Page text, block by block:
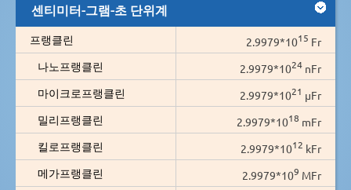
센티미터-그램-초 단위계
프랭클린 2.9979*1015 Fr
나노프랭클린
2.9979*1024 nFr
마이크로프랭클린
2.9979*1021 µFr
밀리프랭클린
2.9979*1018 mFr
킬로프랭클린
2.9979*1012 kFr
메가프랭클린
2.9979*109 MFr